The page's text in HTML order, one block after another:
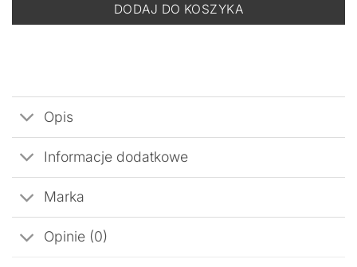
DODAJ DO KOSZYKA
Opis
Informacje dodatkowe
Marka
Opinie (0)